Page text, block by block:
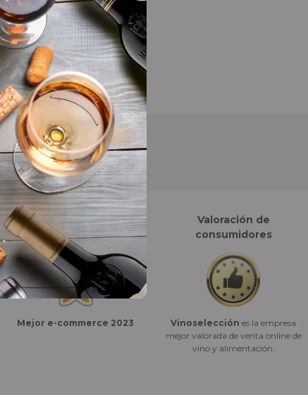
Finalistas eCommerce
Awards España
Mejor e-commerce 2023
Valoración de
consumidores
Vinoselección es la empresa
mejor valorada de venta online de
vino y alimentación.